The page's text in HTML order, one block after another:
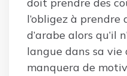
doit prendre des
l’obligez à
d’arabe alors qu’il
langue dans sa
manquera de